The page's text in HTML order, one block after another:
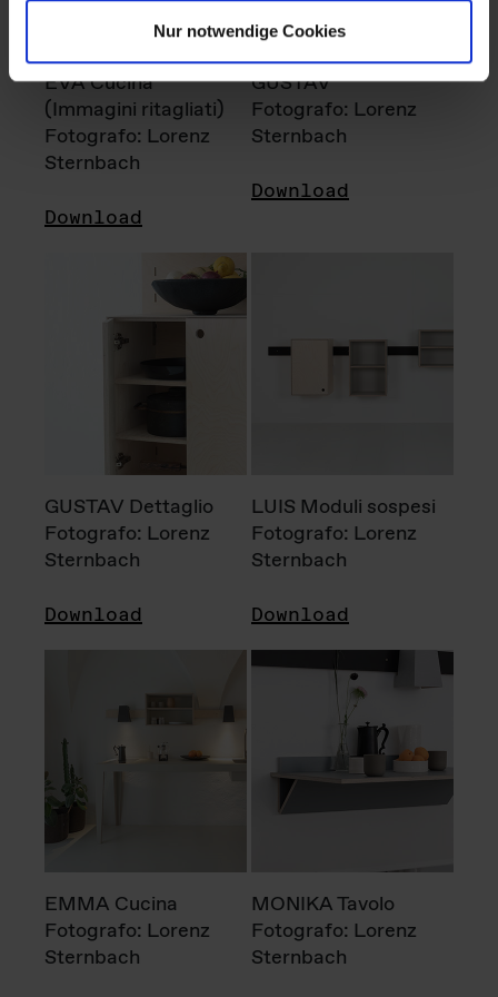
Nur notwendige Cookies
EVA Cucina
(Immagini ritagliati)
Fotografo: Lorenz
Sternbach
Download
GUSTAV
Fotografo: Lorenz
Sternbach
Download
GUSTAV Dettaglio
Fotografo: Lorenz
Sternbach
Download
LUIS Moduli sospesi
Fotografo: Lorenz
Sternbach
Download
EMMA Cucina
Fotografo: Lorenz
Sternbach
MONIKA Tavolo
Fotografo: Lorenz
Sternbach